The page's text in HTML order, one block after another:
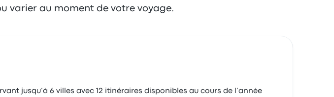
varier au moment de votre voyage.
jusqu’à 6 villes avec 12 itinéraires disponibles au cours de l’année